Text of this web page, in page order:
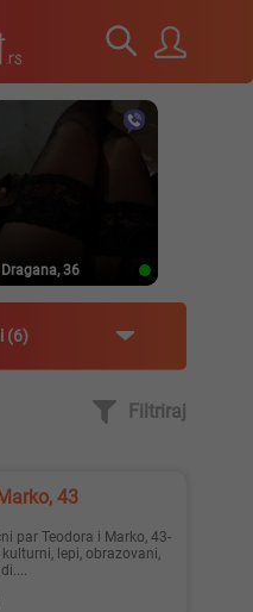
Dragana, 36
6
Filtriraj
43
lepi, obrazovani,